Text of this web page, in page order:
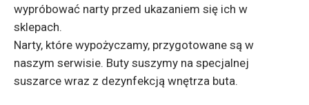
wypróbować narty przed ukazaniem się ich w
sklepach.
Narty, które wypożyczamy, przygotowane są w
naszym serwisie. Buty suszymy na specjalnej
suszarce wraz z dezynfekcją wnętrza buta.